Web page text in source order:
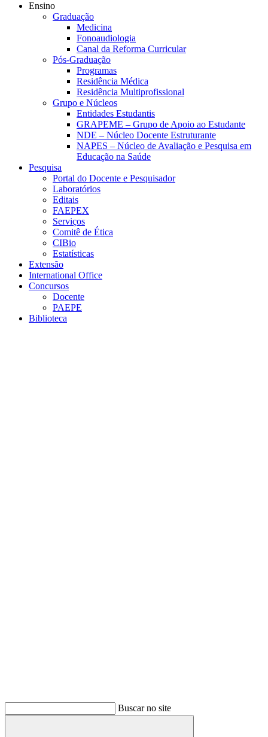
Ensino
Graduação
Medicina
Fonoaudiologia
Canal da Reforma Curricular
Pós-Graduação
Programas
Residência Médica
Residência Multiprofissional
Grupo e Núcleos
Entidades Estudantis
GRAPEME – Grupo de Apoio ao Estudante
NDE – Núcleo Docente Estruturante
NAPES – Núcleo de Avaliação e Pesquisa em
Educação na Saúde
Pesquisa
Portal do Docente e Pesquisador
Laboratórios
Editais
FAEPEX
Serviços
Comitê de Ética
CIBio
Estatísticas
Extensão
International Office
Concursos
Docente
PAEPE
Biblioteca
Buscar no site